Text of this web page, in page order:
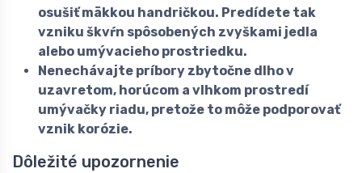
osušiť mäkkou handričkou. Predídete tak
vzniku škvŕn spôsobených zvyškami jedla
alebo umývacieho prostriedku.
Nenechávajte príbory zbytočne dlho v
uzavretom, horúcom a vlhkom prostredí
umývačky riadu, pretože to môže podporovať
vznik korózie.
Dôležité upozornenie